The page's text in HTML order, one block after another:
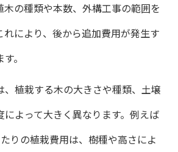
木の種類や本数、外構工事の範囲を
により、後から追加費用が発生す
。
、植栽する木の大きさや種類、土壌
によって大きく異なります。例えば
りの植栽費用は、樹種や高さによ